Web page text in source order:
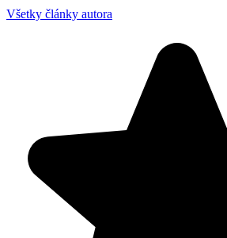
Všetky články autora